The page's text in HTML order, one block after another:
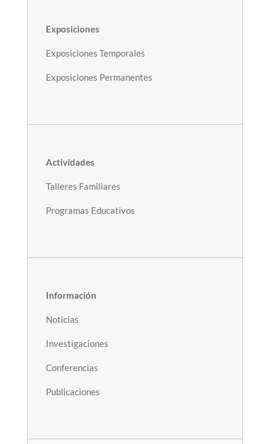
Exposiciones
Exposiciones Temporales
Exposiciones Permanentes
Actividades
Talleres Familiares
Programas Educativos
Información
Noticias
Investigaciones
Conferencias
Publicaciones